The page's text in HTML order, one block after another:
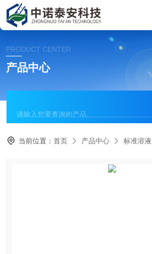
PRODUCT CENTER
产品中心
当前位置：首页 产品中心 标准溶液